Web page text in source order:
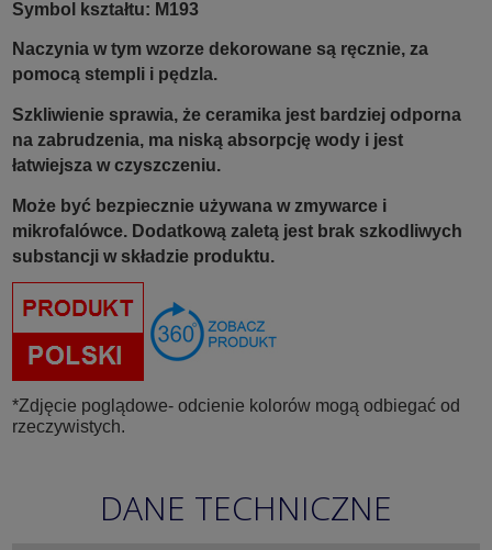
Symbol kształtu: M193
Naczynia w tym wzorze dekorowane są ręcznie, za
pomocą stempli i pędzla.
Szkliwienie sprawia, że ceramika jest bardziej odporna
na zabrudzenia, ma niską absorpcję wody i jest
łatwiejsza w czyszczeniu.
Może być bezpiecznie używana w zmywarce i
mikrofalówce. Dodatkową zaletą jest brak szkodliwych
substancji w składzie produktu.
*Zdjęcie poglądowe- odcienie kolorów mogą odbiegać od
rzeczywistych.
DANE TECHNICZNE